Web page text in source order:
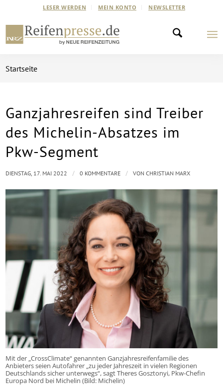
LESER WERDEN MEIN KONTO NEWSLETTER
Startseite
Ganzjahresreifen sind Treiber
des Michelin-Absatzes im
Pkw-Segment
Mit der „CrossClimate“ genannten Ganzjahresreifenfamilie des
Anbieters seien Autofahrer „zu jeder Jahreszeit in vielen Regionen
Deutschlands sicher unterwegs“, sagt Theres Gosztonyi, Pkw-Chefin
Europa Nord bei Michelin (Bild: Michelin)
DIENSTAG, 17. MAI 2022 / 0 KOMMENTARE / VONCHRISTIAN MARX